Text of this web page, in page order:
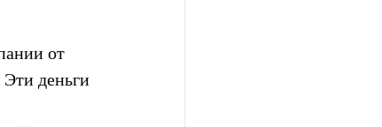
от
деньги